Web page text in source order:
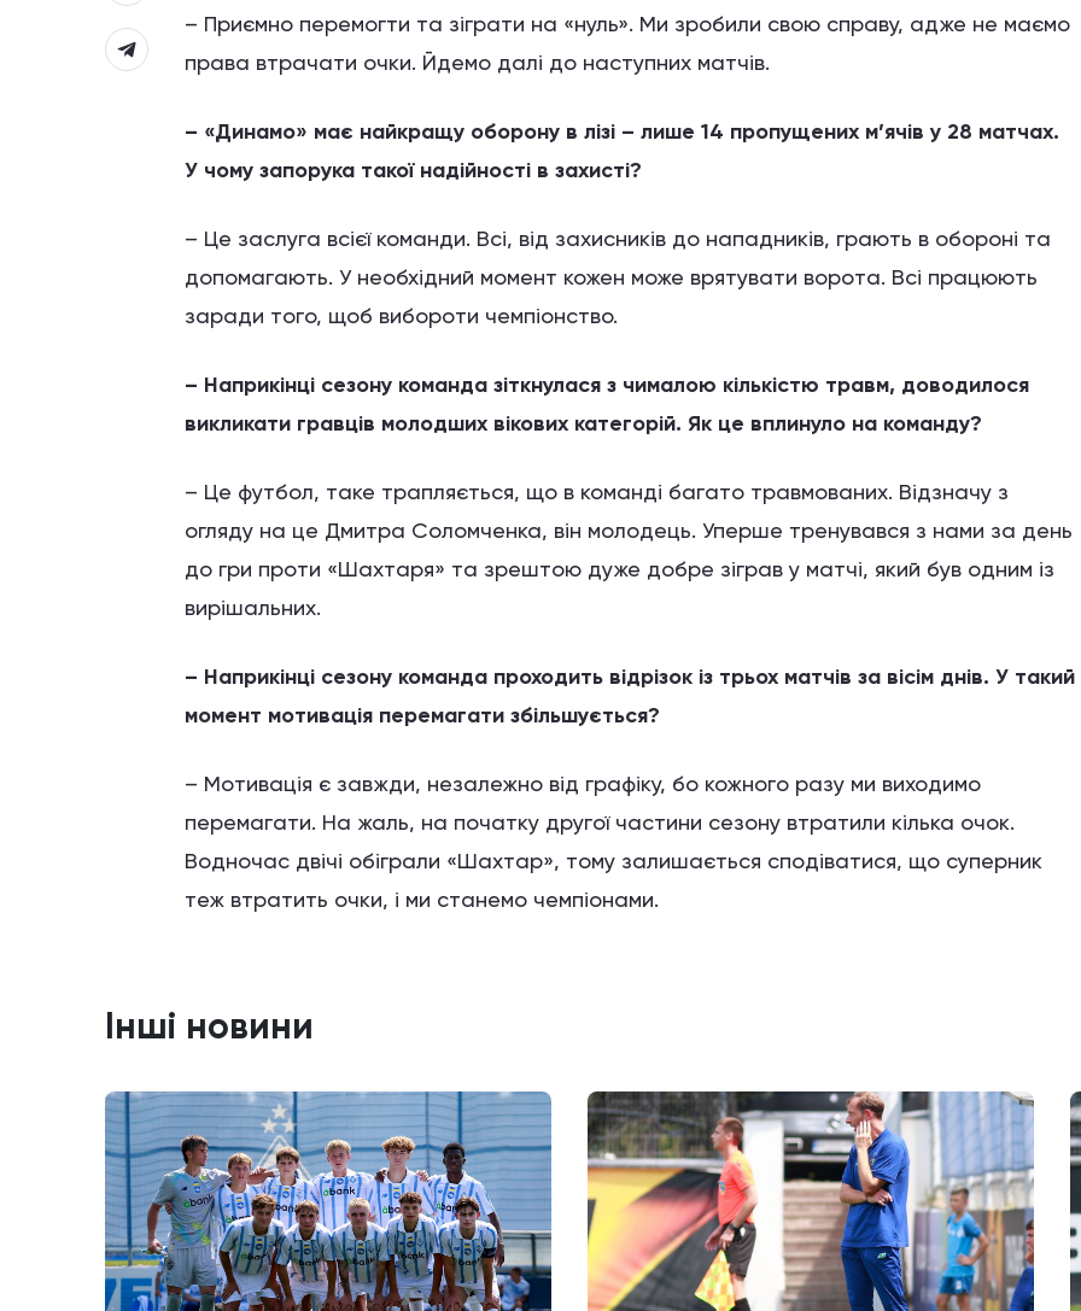
– Приємно перемогти та зіграти на «нуль». Ми зробили свою справу, адже не маємо
права втрачати очки. Йдемо далі до наступних матчів.
– «Динамо» має найкращу оборону в лізі – лише 14 пропущених м’ячів у 28 матчах.
У чому запорука такої надійності в захисті?
– Це заслуга всієї команди. Всі, від захисників до нападників, грають в обороні та
допомагають. У необхідний момент кожен може врятувати ворота. Всі працюють
заради того, щоб вибороти чемпіонство.
– Наприкінці сезону команда зіткнулася з чималою кількістю травм, доводилося
викликати гравців молодших вікових категорій. Як це вплинуло на команду?
– Це футбол, таке трапляється, що в команді багато травмованих. Відзначу з
огляду на це Дмитра Соломченка, він молодець. Уперше тренувався з нами за день
до гри проти «Шахтаря» та зрештою дуже добре зіграв у матчі, який був одним із
вирішальних.
– Наприкінці сезону команда проходить відрізок із трьох матчів за вісім днів. У такий
момент мотивація перемагати збільшується?
– Мотивація є завжди, незалежно від графіку, бо кожного разу ми виходимо
перемагати. На жаль, на початку другої частини сезону втратили кілька очок.
Водночас двічі обіграли «Шахтар», тому залишається сподіватися, що суперник
теж втратить очки, і ми станемо чемпіонами.
Інші новини